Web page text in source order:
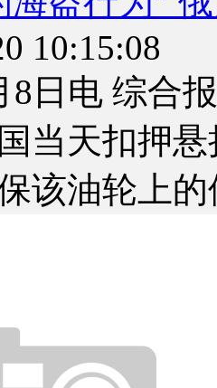
10:15:08
8日电 综合
当天扣押
该油轮上的